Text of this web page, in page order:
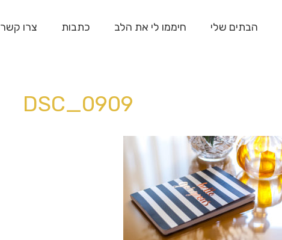
הבתים שלי חיממו לי את הלב כתבות צרו קשר
DSC_0909